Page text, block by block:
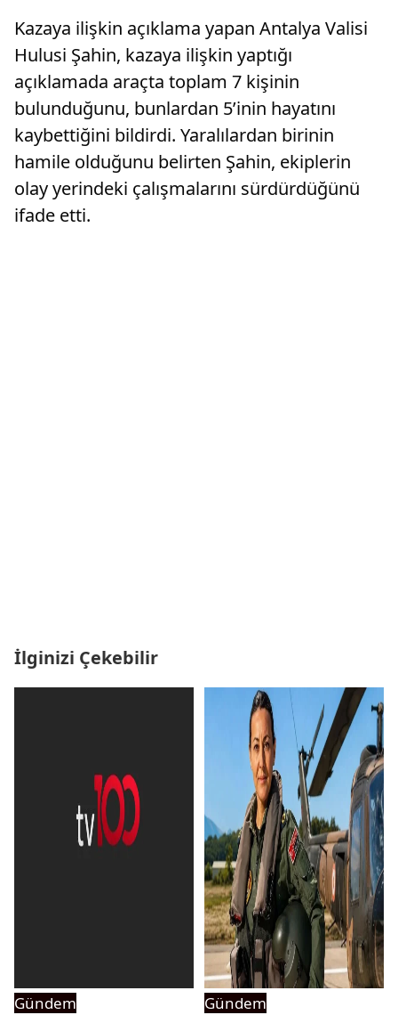
Kazaya ilişkin açıklama yapan Antalya Valisi
Hulusi Şahin, kazaya ilişkin yaptığı
açıklamada araçta toplam 7 kişinin
bulunduğunu, bunlardan 5’inin hayatını
kaybettiğini bildirdi. Yaralılardan birinin
hamile olduğunu belirten Şahin, ekiplerin
olay yerindeki çalışmalarını sürdürdüğünü
ifade etti.
İlginizi Çekebilir
Gündem Gündem